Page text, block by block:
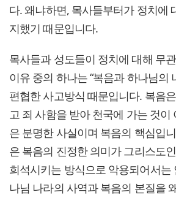
다. 왜냐하면, 목사들부터가 정치에
지했기 때문입니다.
목사들과 성도들이 정치에 대해 무
이유 중의 하나는 “복음과 하나님의
편협한 사고방식 때문입니다. 복음
고 죄 사함을 받아 천국에 가는 것이
은 분명한 사실이며 복음의 핵심입
은 복음의 진정한 의미가 그리스도
희석시키는 방식으로 악용되어서는
나님 나라의 사역과 복음의 본질을